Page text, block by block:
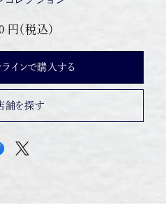
円（税込）
ラインで購入する
舗を探す